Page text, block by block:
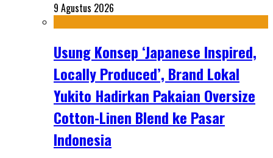
9 Agustus 2026
Usung Konsep ‘Japanese Inspired,
Locally Produced’, Brand Lokal
Yukito Hadirkan Pakaian Oversize
Cotton-Linen Blend ke Pasar
Indonesia